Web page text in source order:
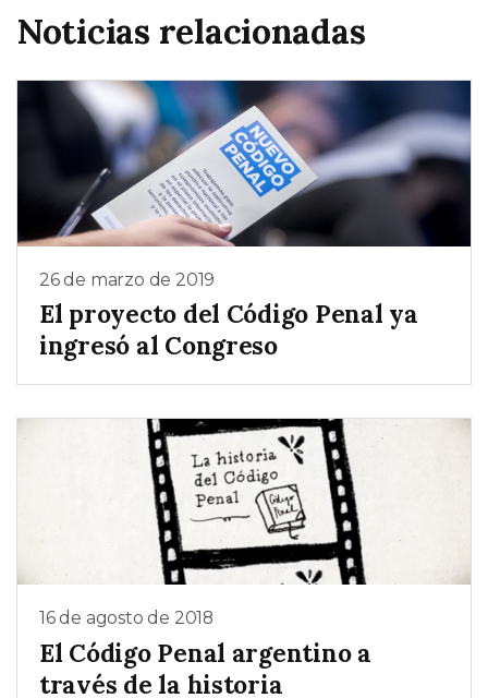
Noticias relacionadas
26 de marzo de 2019
El proyecto del Código Penal ya
ingresó al Congreso
16 de agosto de 2018
El Código Penal argentino a
través de la historia